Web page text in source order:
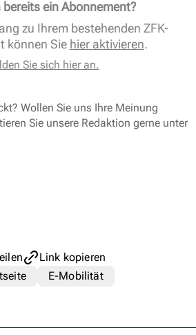
bereits ein Abonnement?
zu Ihrem bestehenden ZFK-
können Sie hier aktivieren.
Sie sich hier an.
Wollen Sie uns Ihre Meinung
Sie unsere Redaktion gerne unter
Link kopieren
E-Mobilität